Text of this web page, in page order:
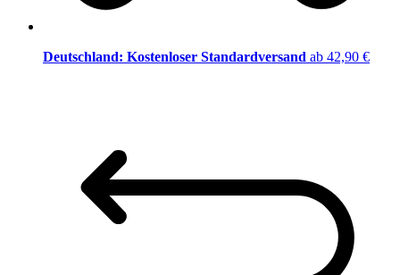
Deutschland: Kostenloser Standardversand ab 42,90 €